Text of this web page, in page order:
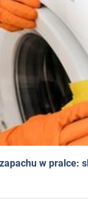
w pralce: